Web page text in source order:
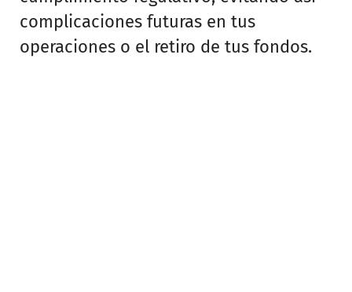
complicaciones futuras en tus
operaciones o el retiro de tus fondos.